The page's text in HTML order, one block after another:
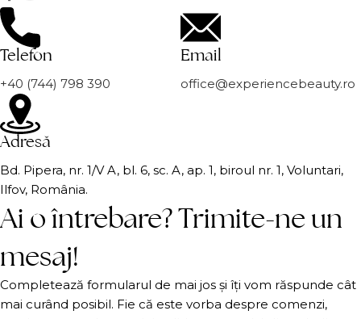
Telefon
+40 (744) 798 390
Email
office@experiencebeauty.ro
Adresă
Bd. Pipera, nr. 1/V A, bl. 6, sc. A, ap. 1, biroul nr. 1, Voluntari,
Ilfov, România.
Ai o întrebare? Trimite-ne un
mesaj!
Completează formularul de mai jos și îți vom răspunde cât
mai curând posibil. Fie că este vorba despre comenzi,